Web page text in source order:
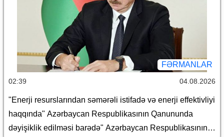
Fərmanında dəyişiklik edilməsi haqqında
FƏRMANLAR
02:39 04.08.2026
"Enerji resurslarından səmərəli istifadə və enerji effektivliyi
haqqında" Azərbaycan Respublikasının Qanununda
dəyişiklik edilməsi barədə" Azərbaycan Respublikasının